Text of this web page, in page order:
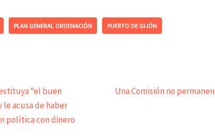
PLAN GENERAL ORDENACIÓN PUERTO DE GIJÓN
“el buen
le acusa de haber
política con dinero
Una Comisión no